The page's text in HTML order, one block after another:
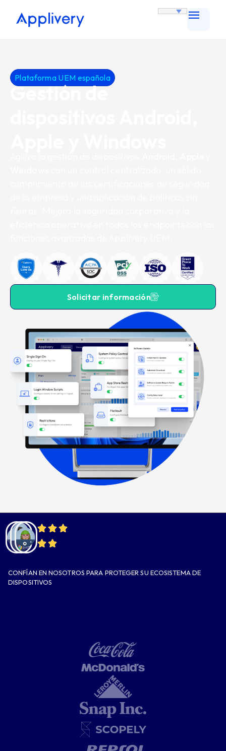
Plataforma UEM española
Gestión de
Solicitar información
CONFÍAN EN NOSOTROS PARA PROTEGER SU ECOSISTEMA DE
DISPOSITIVOS